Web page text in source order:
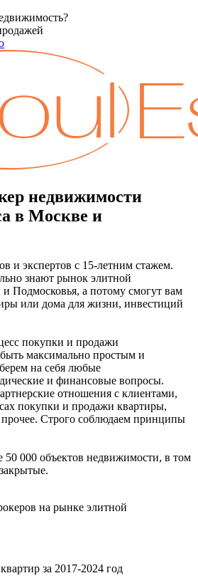
недвижимости
в Москве и
и экспертов с 15-летним стажем.
знают рынок элитной
Подмосковья, а потому смогут вам
или дома для жизни, инвестиций
покупки и продажи
максимально простым и
на себя любые
и финансовые вопросы.
отношения с клиентами,
покупки и продажи квартиры,
прочее. Строго соблюдаем принципы
50 000 объектов недвижимости, в том
на рынке элитной
за 2017-2024 год